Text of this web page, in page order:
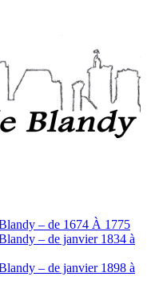
– de 1674 À 1775
– de janvier 1834 à
– de janvier 1898 à